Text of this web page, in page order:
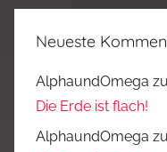
Neueste
AlphaundOmega zu
Die Erde ist flach!
AlphaundOmega zu